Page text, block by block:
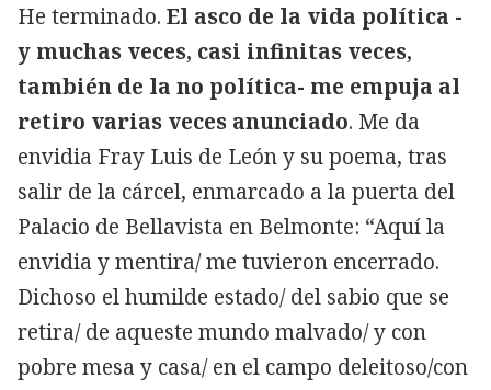
He terminado. El asco de la vida política -
y muchas veces, casi infinitas veces,
también de la no política- me empuja al
retiro varias veces anunciado. Me da
envidia Fray Luis de León y su poema, tras
salir de la cárcel, enmarcado a la puerta del
Palacio de Bellavista en Belmonte: “Aquí la
envidia y mentira/ me tuvieron encerrado.
Dichoso el humilde estado/ del sabio que se
retira/ de aqueste mundo malvado/ y con
pobre mesa y casa/ en el campo deleitoso/con